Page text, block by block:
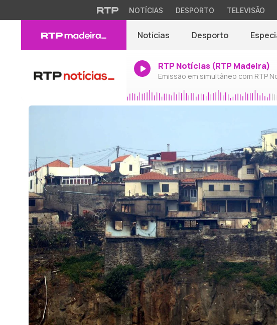
NOTÍCIAS DESPORTO TELEVISÃO
Notícias Desporto
RTP Notícias (RTP Madeira)
Emissão em simultâneo com RTP